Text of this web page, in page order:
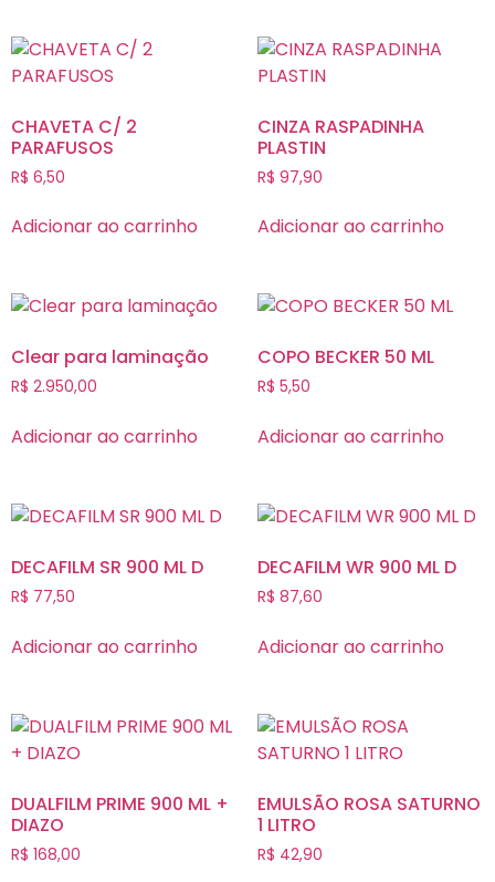
CHAVETA C/ 2
PARAFUSOS
R$ 6,50
Adicionar ao carrinho
CINZA RASPADINHA
PLASTIN
R$ 97,90
Adicionar ao carrinho
Clear para laminação
R$ 2.950,00
Adicionar ao carrinho
COPO BECKER 50 ML
R$ 5,50
Adicionar ao carrinho
DECAFILM SR 900 ML D
R$ 77,50
Adicionar ao carrinho
DECAFILM WR 900 ML D
R$ 87,60
Adicionar ao carrinho
DUALFILM PRIME 900 ML +
DIAZO
R$ 168,00
EMULSÃO ROSA SATURNO
1 LITRO
R$ 42,90